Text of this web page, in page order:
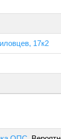
17к2